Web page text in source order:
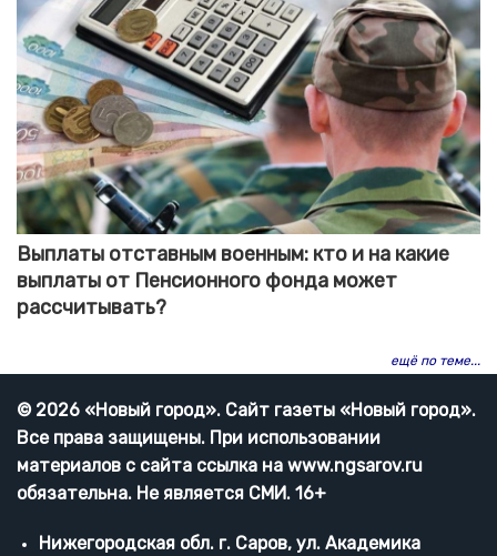
Выплаты отставным военным: кто и на какие
выплаты от Пенсионного фонда может
рассчитывать?
ещё по теме...
© 2026 «Новый город». Cайт газеты «Новый город».
Все права защищены. При использовании
материалов с сайта ссылка на www.ngsarov.ru
обязательна. Не является СМИ. 16+
Нижегородская обл. г. Саров, ул. Академика